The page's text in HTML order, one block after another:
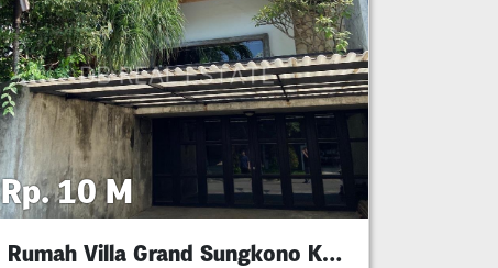
Rp. 10 M
Rumah Villa Grand Sungkono Kupang Pakis